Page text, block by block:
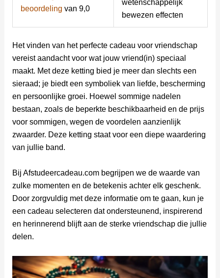
beoordeling van 9,0
wetenschappelijk
bewezen effecten
Het vinden van het perfecte cadeau voor vriendschap
vereist aandacht voor wat jouw vriend(in) speciaal
maakt. Met deze ketting bied je meer dan slechts een
sieraad; je biedt een symboliek van liefde, bescherming
en persoonlijke groei. Hoewel sommige nadelen
bestaan, zoals de beperkte beschikbaarheid en de prijs
voor sommigen, wegen de voordelen aanzienlijk
zwaarder. Deze ketting staat voor een diepe waardering
van jullie band.
Bij Afstudeercadeau.com begrijpen we de waarde van
zulke momenten en de betekenis achter elk geschenk.
Door zorgvuldig met deze informatie om te gaan, kun je
een cadeau selecteren dat ondersteunend, inspirerend
en herinnerend blijft aan de sterke vriendschap die jullie
delen.